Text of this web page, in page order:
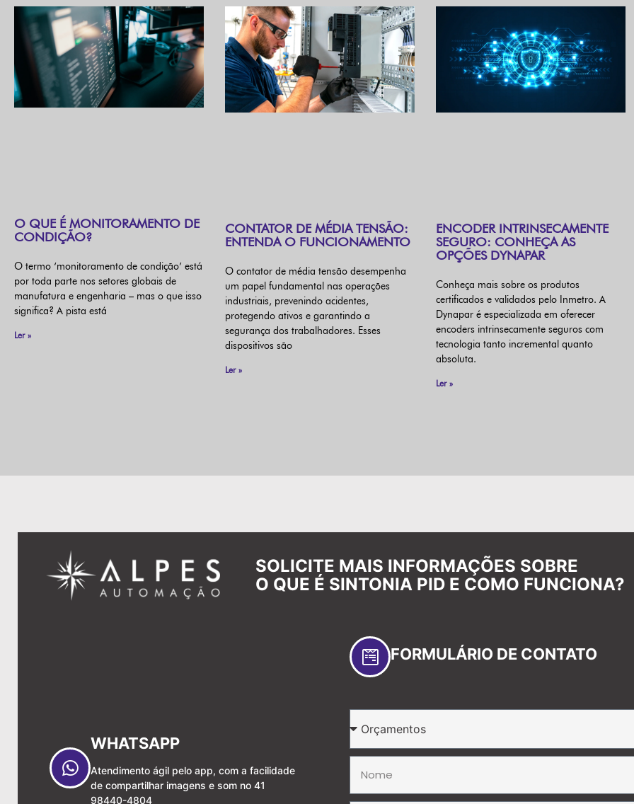
O QUE É MONITORAMENTO DE
CONDIÇÃO?
O termo ‘monitoramento de condição’ está
por toda parte nos setores globais de
manufatura e engenharia – mas o que isso
significa? A pista está
Ler »
CONTATOR DE MÉDIA TENSÃO:
ENTENDA O FUNCIONAMENTO
O contator de média tensão desempenha
um papel fundamental nas operações
industriais, prevenindo acidentes,
protegendo ativos e garantindo a
segurança dos trabalhadores. Esses
dispositivos são
Ler »
ENCODER INTRINSECAMENTE
SEGURO: CONHEÇA AS
OPÇÕES DYNAPAR
Conheça mais sobre os produtos
certificados e validados pelo Inmetro. A
Dynapar é especializada em oferecer
encoders intrinsecamente seguros com
tecnologia tanto incremental quanto
absoluta.
Ler »
SOLICITE MAIS INFORMAÇÕES SOBRE
O QUE É SINTONIA PID E COMO FUNCIONA?
WHATSAPP
Atendimento ágil pelo app, com a facilidade
de compartilhar imagens e som no 41
98440-4804
FORMULÁRIO DE CONTATO